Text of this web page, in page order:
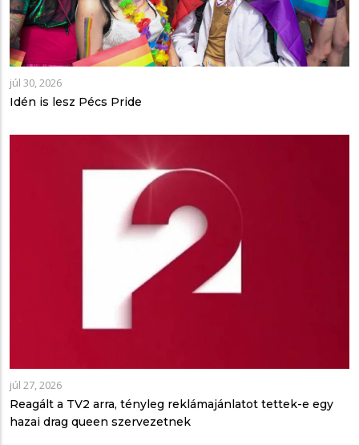
júl 30, 2026
Idén is lesz Pécs Pride
júl 27, 2026
Reagált a TV2 arra, tényleg reklámajánlatot tettek-e egy
hazai drag queen szervezetnek